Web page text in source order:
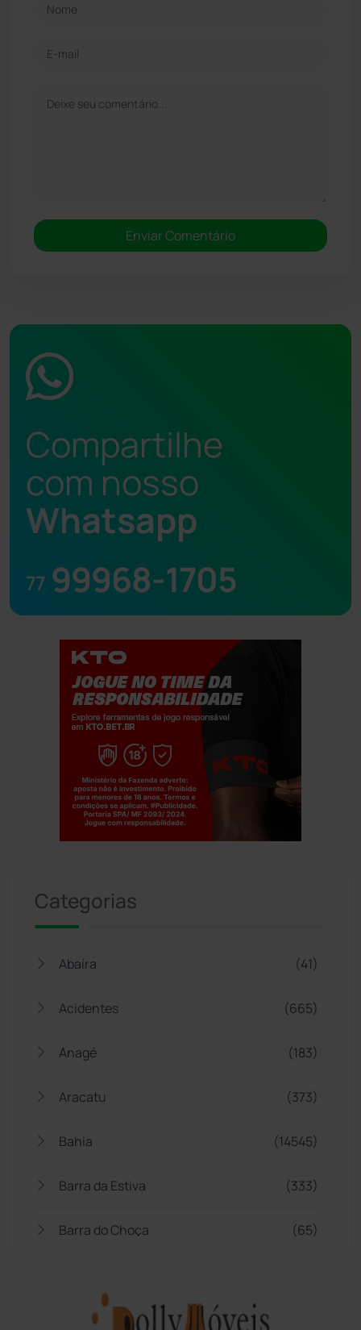
Compartilhe
com nosso
Whatsapp
77 99968-1705
Categorias
Abaíra (41)
Acidentes (665)
Anagé (183)
Aracatu (373)
Bahia (14545)
Barra da Estiva (333)
Barra do Choça (65)
Bom Jesus da Lapa